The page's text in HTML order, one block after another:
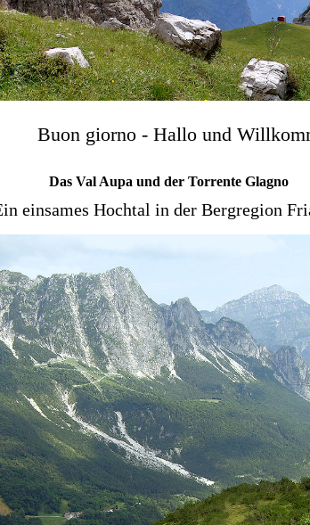
Buon giorno - Hallo und
Das Val Aupa und der Torrente Glagno
einsames Hochtal in der Bergregion